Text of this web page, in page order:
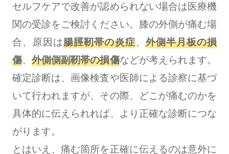
セルフケアで改善が認められない場合は医療機
関の受診をご検討ください。膝の外側が痛む場
合、原因は腸脛靭帯の炎症、 外側半月板の損
傷、外側側副靭帯の損傷などが考えられます。
確定診断は、画像検査や医師による診察に基づ
いて行われますが、その際、どこが痛むのかを
具体的に伝えられれば、より正確な診断につな
がります。
とはいえ、痛む箇所を正確に伝えるのは意外に